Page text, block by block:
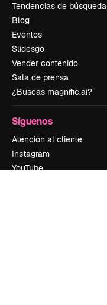
Tendencias de búsqueda
Blog
Eventos
Slidesgo
Vender contenido
Sala de prensa
¿Buscas magnific.ai?
Síguenos
Atención al cliente
Instagram
YouTube